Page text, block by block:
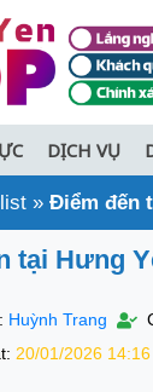
DỊCH VỤ
» Điểm đến
tại Hưng
Huỳnh Trang
20/01/2026 14:16